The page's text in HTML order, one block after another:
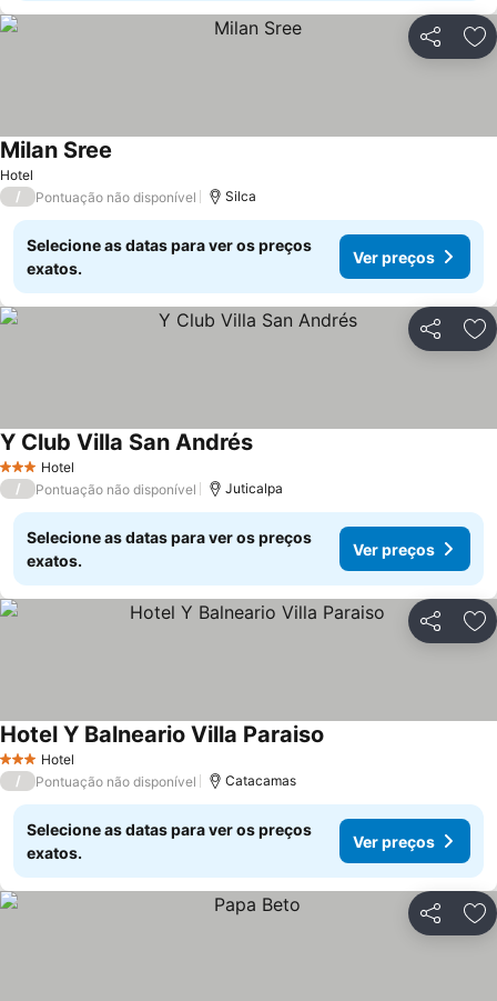
Partilhar
Hotel
Milan Sree
/ Pontuação não disponível Silca
Selecione as datas para ver os preços
exatos.
Ver preços
Partilhar
3 EstrelasHotel
Y Club Villa San Andrés
/ Pontuação não disponível Juticalpa
Selecione as datas para ver os preços
exatos.
Ver preços
Partilhar
3 EstrelasHotel
Hotel Y Balneario Villa Paraiso
/ Pontuação não disponível Catacamas
Selecione as datas para ver os preços
exatos.
Ver preços
Partilhar